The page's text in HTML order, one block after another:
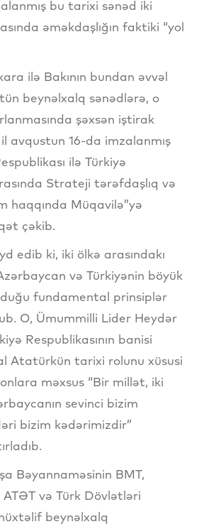
bu tarixi sənəd iki
əməkdaşlığın faktiki “yol
ilə Bakının bundan əvvəl
beynəlxalq sənədlərə, o
şəxsən iştirak
avqustun 16-da imzalanmış
ilə Türkiyə
Strateji tərəfdaşlıq və
haqqında Müqavilə”yə
çəkib.
edib ki, iki ölkə arasındakı
və Türkiyənin böyük
fundamental prinsiplər
O, Ümummilli Lider Heydər
Respublikasının banisi
Atatürkün tarixi rolunu xüsusi
məxsus “Bir millət, iki
sevinci bizim
bizim kədərimizdir”
Bəyannaməsinin BMT,
ATƏT və Türk Dövlətləri
beynəlxalq